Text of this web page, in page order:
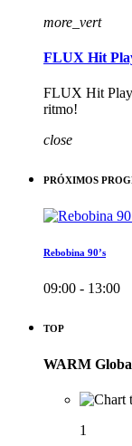
more_vert
FLUX Hit
FLUX Hit Play
ritmo!
close
PRÓXIMOS
Rebobina 90’s
09:00 - 13:00
TOP
WARM
1